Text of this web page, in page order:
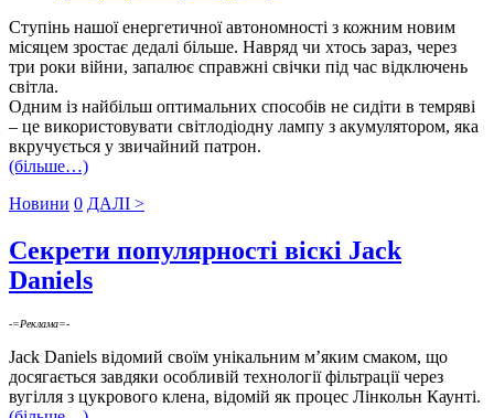
Ступінь нашої енергетичної автономності з кожним новим
місяцем зростає дедалі більше. Навряд чи хтось зараз, через
три роки війни, запалює справжні свічки під час відключень
світла.
Одним із найбільш оптимальних способів не сидіти в темряві
– це використовувати світлодіодну лампу з акумулятором, яка
вкручується у звичайний патрон.
(більше…)
Новини 0 ДАЛІ >
Секрети популярності віскі Jack
Daniels
-=Реклама=-
Jack Daniels відомий своїм унікальним м’яким смаком, що
досягається завдяки особливій технології фільтрації через
вугілля з цукрового клена, відомій як процес Лінкольн Каунті.